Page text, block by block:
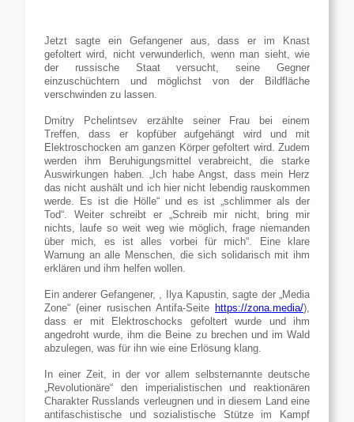
Jetzt sagte ein Gefangener aus, dass er im Knast
gefoltert wird, nicht verwunderlich, wenn man sieht, wie
der russische Staat versucht, seine Gegner
einzuschüchtern und möglichst von der Bildfläche
verschwinden zu lassen.
Dmitry Pchelintsev erzählte seiner Frau bei einem
Treffen, dass er kopfüber aufgehängt wird und mit
Elektroschocken am ganzen Körper gefoltert wird. Zudem
werden ihm Beruhigungsmittel verabreicht, die starke
Auswirkungen haben. „Ich habe Angst, dass mein Herz
das nicht aushält und ich hier nicht lebendig rauskommen
werde. Es ist die Hölle“ und es ist „schlimmer als der
Tod“. Weiter schreibt er „Schreib mir nicht, bring mir
nichts, laufe so weit weg wie möglich, frage niemanden
über mich, es ist alles vorbei für mich“. Eine klare
Warnung an alle Menschen, die sich solidarisch mit ihm
erklären und ihm helfen wollen.
Ein anderer Gefangener, , Ilya Kapustin, sagte der „Media
Zone“ (einer rusischen Antifa-Seite https://zona.media/),
dass er mit Elektroschocks gefoltert wurde und ihm
angedroht wurde, ihm die Beine zu brechen und im Wald
abzulegen, was für ihn wie eine Erlösung klang.
In einer Zeit, in der vor allem selbsternannte deutsche
„Revolutionäre“ den imperialistischen und reaktionären
Charakter Russlands verleugnen und in diesem Land eine
antifaschistische und sozialistische Stütze im Kampf